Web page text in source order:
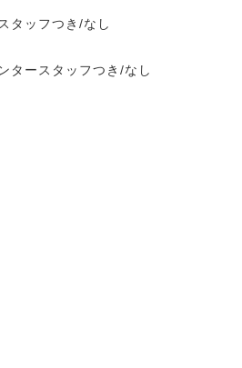
タッフつき/なし
タースタッフつき/なし